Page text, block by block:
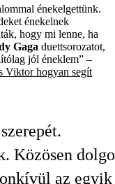
énekelgettünk.
énekelnek
hogy mi lenne, ha
Gaga duettsorozatot,
jól éneklem” –
Viktor hogyan segít
Közösen
az egyik